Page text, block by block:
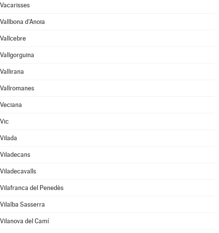
Vacarisses
Vallbona d'Anoia
Vallcebre
Vallgorguina
Vallirana
Vallromanes
Veciana
Vic
Vilada
Viladecans
Viladecavalls
Vilafranca del Penedès
Vilalba Sasserra
Vilanova del Camí